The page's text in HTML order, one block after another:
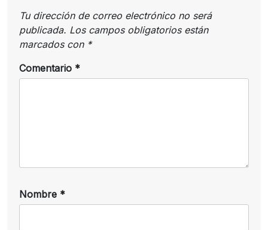
Tu dirección de correo electrónico no será
publicada. Los campos obligatorios están
marcados con *
Comentario *
Nombre *